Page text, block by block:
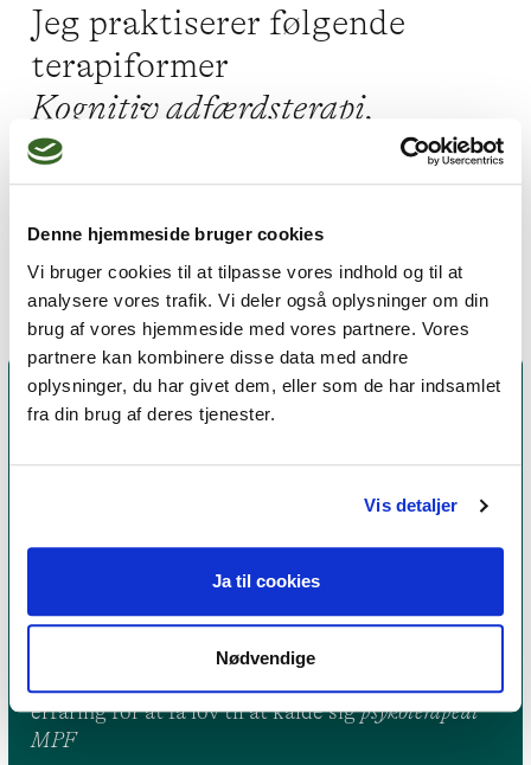
Denne hjemmeside bruger cookies
Vi bruger cookies til at tilpasse vores indhold og til at
analysere vores trafik. Vi deler også oplysninger om din
brug af vores hjemmeside med vores partnere. Vores
partnere kan kombinere disse data med andre
oplysninger, du har givet dem, eller som de har indsamlet
fra din brug af deres tjenester.
Vis detaljer
Ja til cookies
Nødvendige
Jeg praktiserer følgende
terapiformer
Kognitiv adfærdsterapi,
Acceptance and Commitment
Therapy (ACT),
Emotionsfokuseret terapi
Et medlemskab af Dansk Psykoterapeutforening
er et kvalitetsstempel. Alle vores medlemmer skal
erfaring for at få lov til at kalde sigpsykoterapeut
MPF